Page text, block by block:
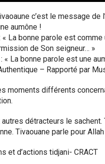
c’est le message de
aumône !
« La bonne parole est
de Son seigneur… »
« La bonne parole est une
– Rapporté par
moments différents
détracteurs le sachent.
Tivaouane parle pour
et d’actions tidjani- CRACT